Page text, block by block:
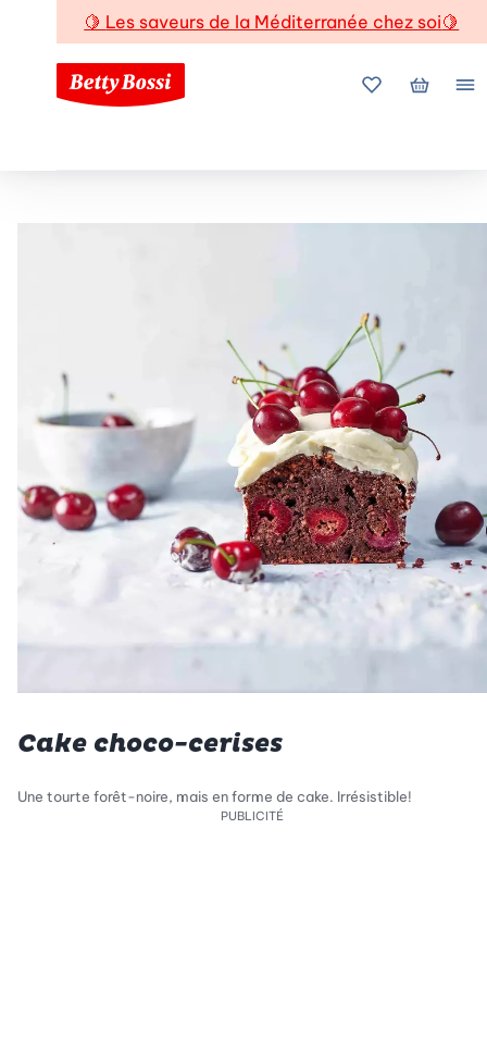
🍋 Les saveurs de la Méditerranée chez soi🍋
Mes favoris
Mon
Cake choco-cerises
Une tourte forêt-noire, mais en forme de cake. Irrésistible!
PUBLICITÉ